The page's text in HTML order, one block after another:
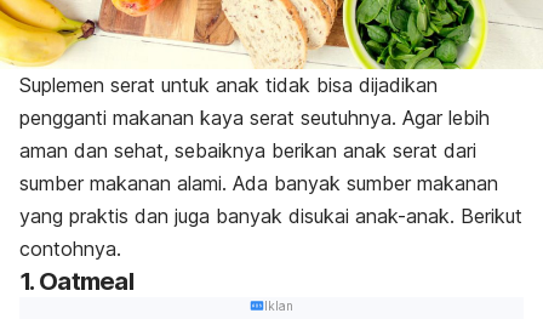
Suplemen serat untuk anak tidak bisa dijadikan
pengganti makanan kaya serat seutuhnya. Agar lebih
aman dan sehat, sebaiknya berikan anak serat dari
sumber makanan alami. Ada banyak sumber makanan
yang praktis dan juga banyak disukai anak-anak. Berikut
contohnya.
1. Oatmeal
Iklan